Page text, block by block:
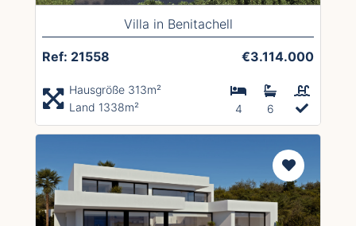
Villa in Benitachell
Ref: 21558 €3.114.000
Hausgröße 313m²
Land 1338m²
4 6